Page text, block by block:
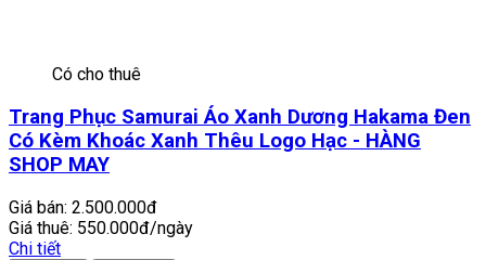
Có cho thuê
Trang Phục Samurai Áo Xanh Dương Hakama Đen
Có Kèm Khoác Xanh Thêu Logo Hạc - HÀNG
SHOP MAY
Giá bán: 2.500.000đ
Giá thuê: 550.000đ/ngày
Chi tiết